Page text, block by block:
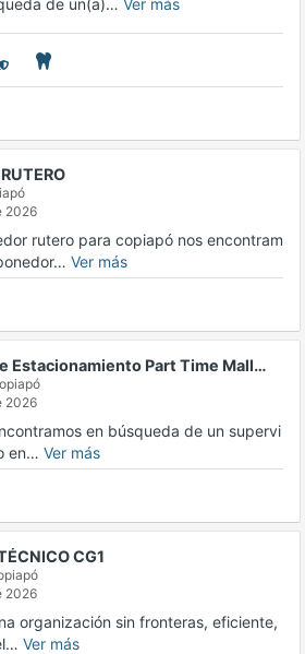
2026
rutero para copiapó nos encontram
Ver más
Estacionamiento Part Time Mall…
2026
en búsqueda de un supervi
en… Ver más
CG1
2026
organización sin fronteras, eficiente,
Ver más